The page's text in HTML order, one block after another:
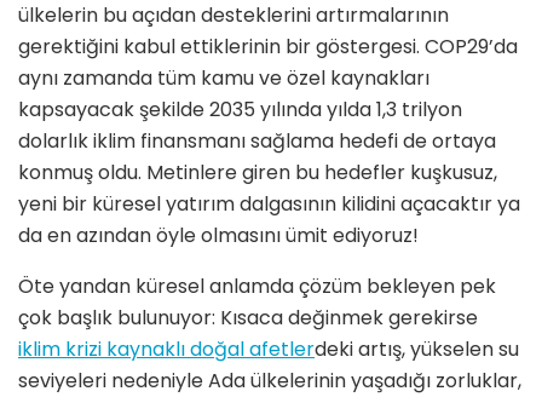
ülkelerin bu açıdan desteklerini artırmalarının
gerektiğini kabul ettiklerinin bir göstergesi. COP29’da
aynı zamanda tüm kamu ve özel kaynakları
kapsayacak şekilde 2035 yılında yılda 1,3 trilyon
dolarlık iklim finansmanı sağlama hedefi de ortaya
konmuş oldu. Metinlere giren bu hedefler kuşkusuz,
yeni bir küresel yatırım dalgasının kilidini açacaktır ya
da en azından öyle olmasını ümit ediyoruz!
Öte yandan küresel anlamda çözüm bekleyen pek
çok başlık bulunuyor: Kısaca değinmek gerekirse
iklim krizi kaynaklı doğal afetlerdeki artış, yükselen su
seviyeleri nedeniyle Ada ülkelerinin yaşadığı zorluklar,